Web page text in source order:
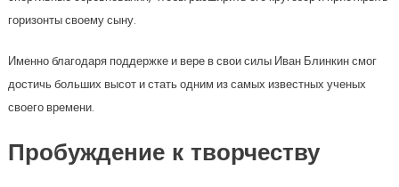
горизонты своему сыну.
Именно благодаря поддержке и вере в свои силы Иван Блинкин смог
достичь больших высот и стать одним из самых известных ученых
своего времени.
Пробуждение к творчеству